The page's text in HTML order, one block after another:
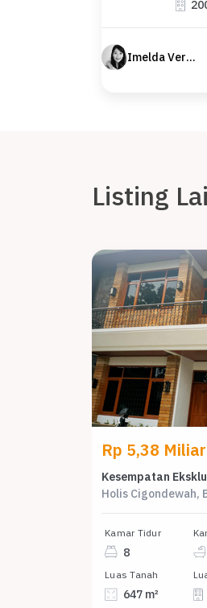
Imelda Veranika
Listing
Rp 5,38 Miliar
Holis Cigondewah,
Kamar Tidur
8
Luas Tanah
647 m²